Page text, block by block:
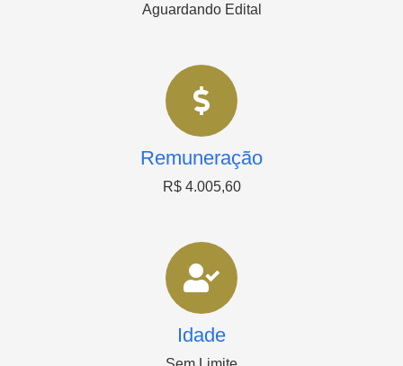
Aguardando Edital
Remuneração
R$ 4.005,60
Idade